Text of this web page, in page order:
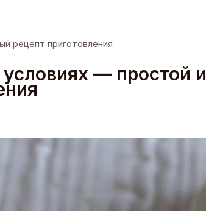
рецепт приготовления
— простой и